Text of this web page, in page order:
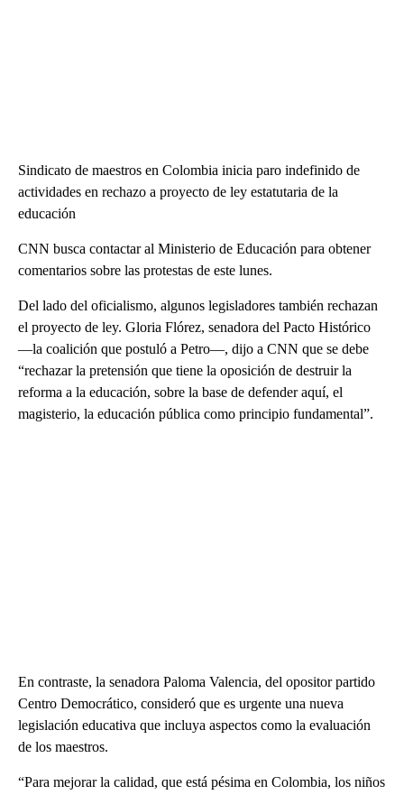
Sindicato de maestros en Colombia inicia paro indefinido de
actividades en rechazo a proyecto de ley estatutaria de la
educación
CNN busca contactar al Ministerio de Educación para obtener
comentarios sobre las protestas de este lunes.
Del lado del oficialismo, algunos legisladores también rechazan
el proyecto de ley. Gloria Flórez, senadora del Pacto Histórico
—la coalición que postuló a Petro—, dijo a CNN que se debe
“rechazar la pretensión que tiene la oposición de destruir la
reforma a la educación, sobre la base de defender aquí, el
magisterio, la educación pública como principio fundamental”.
En contraste, la senadora Paloma Valencia, del opositor partido
Centro Democrático, consideró que es urgente una nueva
legislación educativa que incluya aspectos como la evaluación
de los maestros.
“Para mejorar la calidad, que está pésima en Colombia, los niños